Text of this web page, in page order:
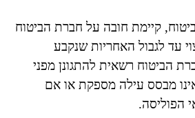
קיימת חובה על חברת הביטוח
עד לגבול האחריות שנקבע
הביטוח רשאית להתגונן מפני
מבסס עילה מספקת או אם
הפוליסה.